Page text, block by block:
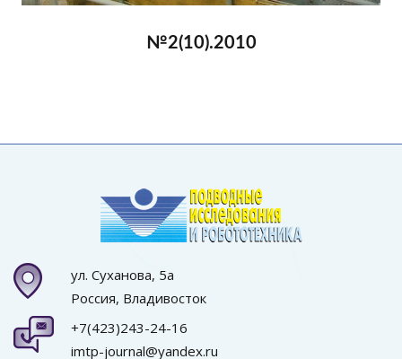
№2(10).2010
ул. Суханова, 5а
Россия, Владивосток
+7(423)243-24-16
imtp-journal@yandex.ru